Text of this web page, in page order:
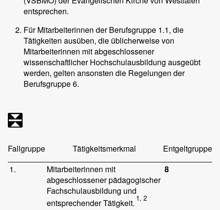
entsprechen.
Für Mitarbeiterinnen der Berufsgruppe 1.1, die
Tätigkeiten ausüben, die üblicherweise von
Mitarbeiterinnen mit abgeschlossener
wissenschaftlicher Hochschulausbildung ausgeübt
werden, gelten ansonsten die Regelungen der
Berufsgruppe 6.
Fallgruppe Tätigkeitsmerkmal
Entgeltgruppe
1.
Mitarbeiterinnen mit
abgeschlossener pädagogischer
Fachschulausbildung und
entsprechender Tätigkeit. 1, 2
8